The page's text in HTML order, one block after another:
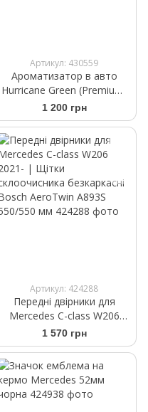
Артикул: 430559
Ароматизатор в авто
Hurricane Green (Premium)
Аромасаше на дефлектор
1 200 грн
Артикул: 424288
Передні двірники для
Mercedes C-class W206
2021- | Щітки
склоочисника безкаркасні
Bosch AeroTwin A893S
550/550 мм
1 570 грн